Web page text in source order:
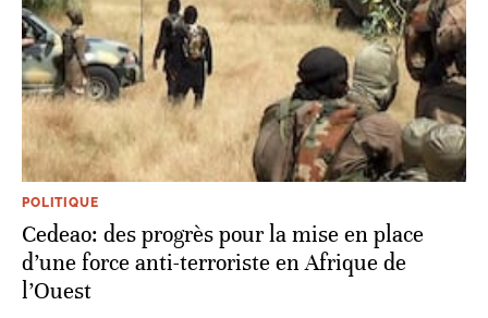
POLITIQUE
Cedeao: des progrès pour la mise en place
d’une force anti-terroriste en Afrique de
l’Ouest